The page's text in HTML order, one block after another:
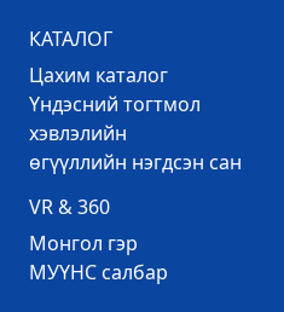
КАТАЛОГ
Цахим каталог
Үндэсний тогтмол
хэвлэлийн
өгүүллийн нэгдсэн сан
VR & 360
Mонгол гэр
МУҮНС салбар